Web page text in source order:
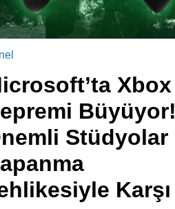
Xbox
Büyüyor!
Stüdyolar
Karşı